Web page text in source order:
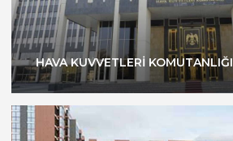
HAVA KUVVETLERİ KOMUTANLIĞI